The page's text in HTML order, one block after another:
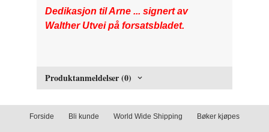
Dedikasjon til Arne ... signert av
Walther Utvei på forsatsbladet.
Produktanmeldelser (0)
Forside Bli kunde World Wide Shipping Bøker kjøpes